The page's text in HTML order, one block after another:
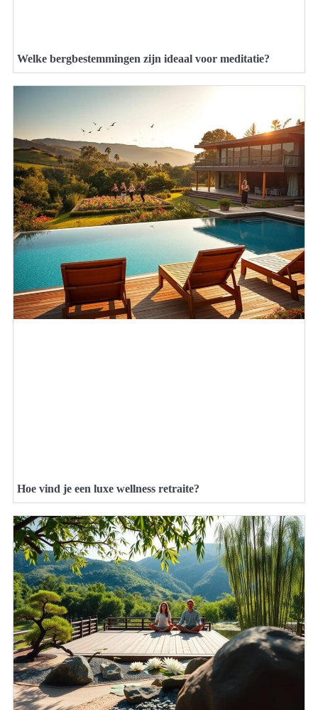
Welke bergbestemmingen zijn ideaal voor meditatie?
Hoe vind je een luxe wellness retraite?